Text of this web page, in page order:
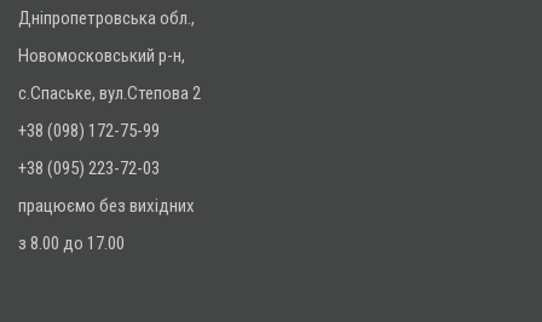
Дніпропетровська обл.,
Новомосковський р-н,
с.Спаське, вул.Степова 2
+38 (098) 172-75-99
+38 (095) 223-72-03
працюємо без вихідних
з 8.00 до 17.00